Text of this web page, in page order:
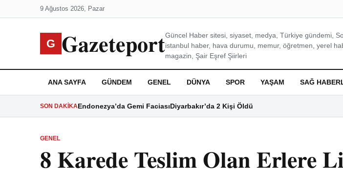
9 Ağustos 2026, Pazar
G GazeteportGüncel Haber sitesi, siyaset, medya, Türkiye gündemi,
istanbul haber, hava durumu, memur, öğretmen, yerel
magazin, Şair Eşref Şiirleri
ANA SAYFA GÜNDEM GENEL DÜNYA SPOR YAŞAM SAĞ
SON DAKIKAEndonezya’da Gemi FaciasıDiyarbakır’da 2 Kişi Öldü
GENEL
8 Karede Teslim Olan Erlere